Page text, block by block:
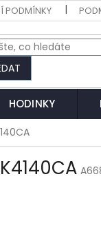
PODMÍNKY
HODINKY